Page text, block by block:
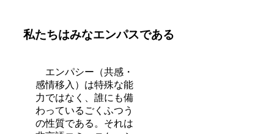
私たちはみなエンパスである
エンパシー（共感・
感情移入）は特殊な能
力ではなく、誰にも備
わっているごくふつう
の性質である。それは